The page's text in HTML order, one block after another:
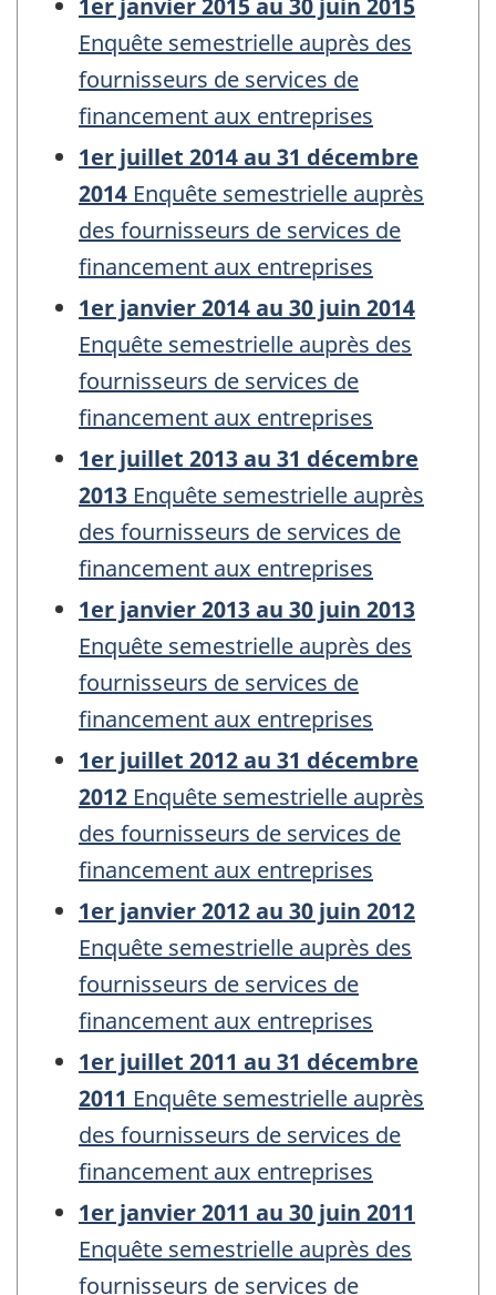
1er janvier 2015 au 30 juin 2015
Enquête semestrielle auprès des
fournisseurs de services de
financement aux entreprises
1er juillet 2014 au 31 décembre
2014 Enquête semestrielle auprès
des fournisseurs de services de
financement aux entreprises
1er janvier 2014 au 30 juin 2014
Enquête semestrielle auprès des
fournisseurs de services de
financement aux entreprises
1er juillet 2013 au 31 décembre
2013 Enquête semestrielle auprès
des fournisseurs de services de
financement aux entreprises
1er janvier 2013 au 30 juin 2013
Enquête semestrielle auprès des
fournisseurs de services de
financement aux entreprises
1er juillet 2012 au 31 décembre
2012 Enquête semestrielle auprès
des fournisseurs de services de
financement aux entreprises
1er janvier 2012 au 30 juin 2012
Enquête semestrielle auprès des
fournisseurs de services de
financement aux entreprises
1er juillet 2011 au 31 décembre
2011 Enquête semestrielle auprès
des fournisseurs de services de
financement aux entreprises
1er janvier 2011 au 30 juin 2011
Enquête semestrielle auprès des
fournisseurs de services de